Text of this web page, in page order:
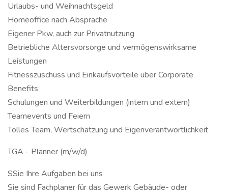
Urlaubs- und Weihnachtsgeld
Homeoffice nach Absprache
Eigener Pkw, auch zur Privatnutzung
Betriebliche Altersvorsorge und vermögenswirksame
Leistungen
Fitnesszuschuss und Einkaufsvorteile über Corporate
Benefits
Schulungen und Weiterbildungen (intern und extern)
Teamevents und Feiern
Tolles Team, Wertschätzung und Eigenverantwortlichkeit
TGA - Planner (m/w/d)
SSie Ihre Aufgaben bei uns
Sie sind Fachplaner für das Gewerk Gebäude- oder